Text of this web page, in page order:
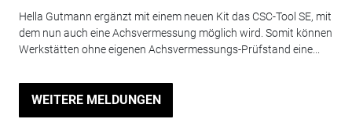
Hella Gutmann ergänzt mit einem neuen Kit das CSC-Tool SE, mit
dem nun auch eine Achsvermessung möglich wird. Somit können
Werkstätten ohne eigenen Achsvermessungs-Prüfstand eine...
WEITERE MELDUNGEN